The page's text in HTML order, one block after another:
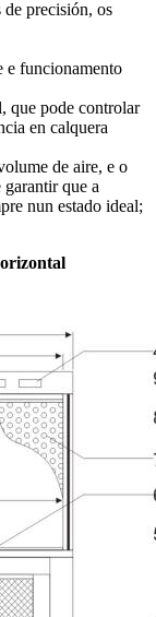
de precisión, os
e funcionamento
que pode controlar
en calquera
de aire, e o
garantir que a
nun estado ideal;